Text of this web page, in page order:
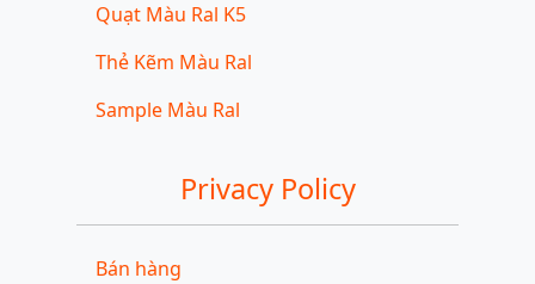
Quạt Màu Ral K5
Thẻ Kẽm Màu Ral
Sample Màu Ral
Privacy Policy
Bán hàng